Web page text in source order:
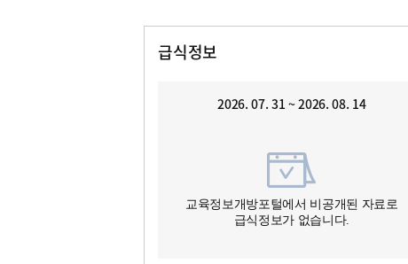
급식정보
2026. 07. 31 ~ 2026. 08. 14
교육정보개방포털에서 비공개된 자료로
급식정보가 없습니다.